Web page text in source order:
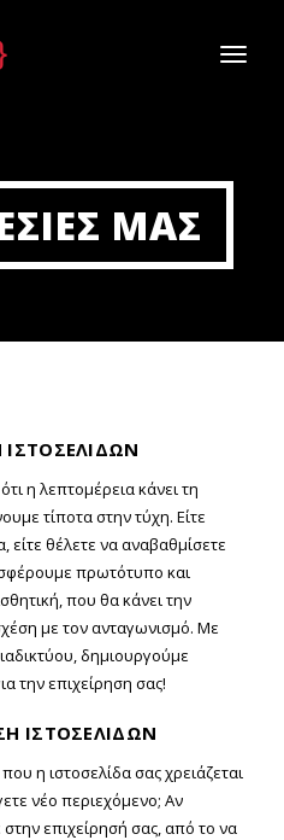
ΜΑΣ
ΙΣΤΟΣΕΛΙΔΩΝ
η λεπτομέρεια κάνει τη
τίποτα στην τύχη. Είτε
είτε θέλετε να αναβαθμίσετε
πρωτότυπο και
που θα κάνει την
με τον ανταγωνισμό. Με
δημιουργούμε
την επιχείρηση σας!
ΙΣΤΟΣΕΛΙΔΩΝ
η ιστοσελίδα σας χρειάζεται
νέο περιεχόμενο; Αν
επιχείρησή σας, από το να